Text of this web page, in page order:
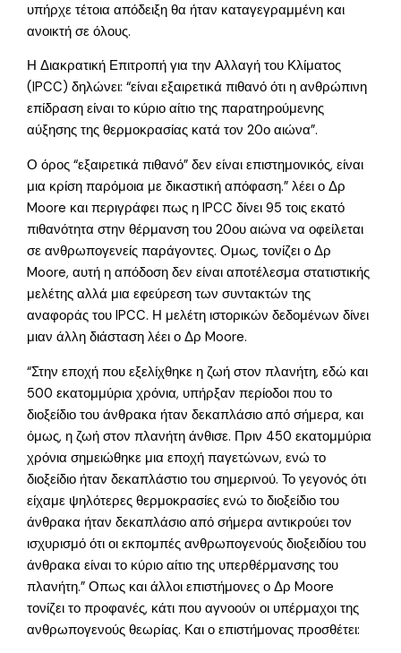
υπήρχε τέτοια απόδειξη θα ήταν καταγεγραμμένη και
ανοικτή σε όλους.
Η Διακρατική Επιτροπή για την Αλλαγή του Κλίματος
(IPCC) δηλώνει: “είναι εξαιρετικά πιθανό ότι η ανθρώπινη
επίδραση είναι το κύριο αίτιο της παρατηρούμενης
αύξησης της θερμοκρασίας κατά τον 20ο αιώνα”.
Ο όρος “εξαιρετικά πιθανό” δεν είναι επιστημονικός, είναι
μια κρίση παρόμοια με δικαστική απόφαση.” λέει ο Δρ
Moore και περιγράφει πως η IPCC δίνει 95 τοις εκατό
πιθανότητα στην θέρμανση του 20ου αιώνα να οφείλεται
σε ανθρωπογενείς παράγοντες. Ομως, τονίζει ο Δρ
Moore, αυτή η απόδοση δεν είναι αποτέλεσμα στατιστικής
μελέτης αλλά μια εφεύρεση των συντακτών της
αναφοράς του IPCC. Η μελέτη ιστορικών δεδομένων δίνει
μιαν άλλη διάσταση λέει ο Δρ Moore.
“Στην εποχή που εξελίχθηκε η ζωή στον πλανήτη, εδώ και
500 εκατομμύρια χρόνια, υπήρξαν περίοδοι που το
διοξείδιο του άνθρακα ήταν δεκαπλάσιο από σήμερα, και
όμως, η ζωή στον πλανήτη άνθισε. Πριν 450 εκατομμύρια
χρόνια σημειώθηκε μια εποχή παγετώνων, ενώ το
διοξείδιο ήταν δεκαπλάστιο του σημερινού. Το γεγονός ότι
είχαμε ψηλότερες θερμοκρασίες ενώ το διοξείδιο του
άνθρακα ήταν δεκαπλάσιο από σήμερα αντικρούει τον
ισχυρισμό ότι οι εκπομπές ανθρωπογενούς διοξειδίου του
άνθρακα είναι το κύριο αίτιο της υπερθέρμανσης του
πλανήτη.” Οπως και άλλοι επιστήμονες ο Δρ Moore
τονίζει το προφανές, κάτι που αγνοούν οι υπέρμαχοι της
ανθρωπογενούς θεωρίας. Και ο επιστήμονας προσθέτει: